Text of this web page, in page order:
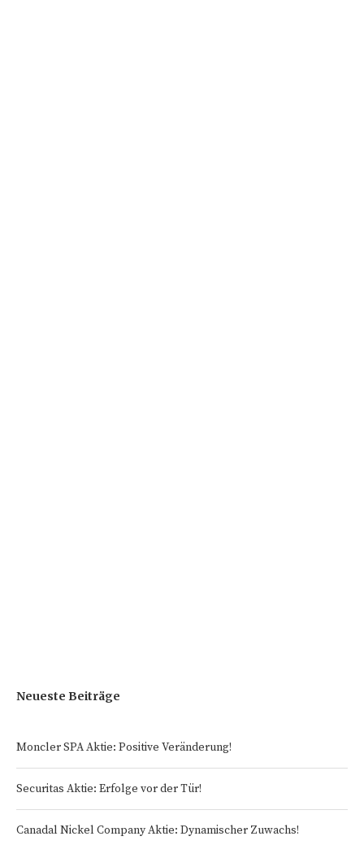
Neueste Beiträge
Moncler SPA Aktie: Positive Veränderung!
Securitas Aktie: Erfolge vor der Tür!
Canadal Nickel Company Aktie: Dynamischer Zuwachs!